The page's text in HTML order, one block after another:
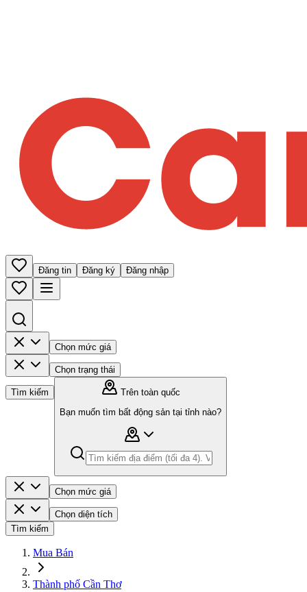
Đăng tin Đăng ký Đăng nhập
Chọn mức giá
Chọn trạng thái
Tìm kiếm
Trên toàn quốc
Bạn muốn tìm bất động sản tại tỉnh nào?
Chọn mức giá
Chọn diện tích
Tìm kiếm
Mua Bán
Thành phố Cần Thơ